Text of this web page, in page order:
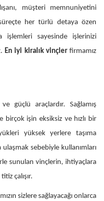
müşteri memnuniyetini
her türlü detaya özen
işlemleri sayesinde işlerinizi
En iyi kiralık vinçlerfirmamız
güçlü araçlardır. Sağlamış
işin eksiksiz ve hızlı bir
yüksek yerlere taşıma
sebebiyle kullanımları
sunulan vinçlerin, ihtiyaçlara
çalışır.
sizlere sağlayacağı onlarca